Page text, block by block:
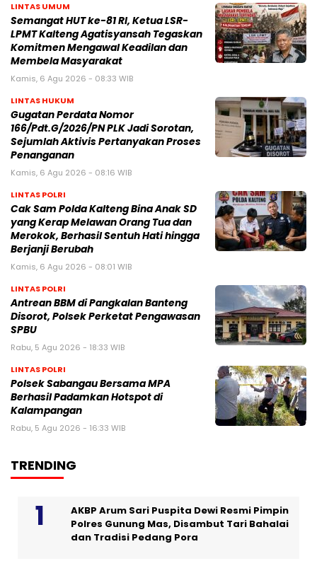
LINTAS UMUM
Semangat HUT ke-81 RI, Ketua LSR-
LPMT Kalteng Agatisyansah Tegaskan
Komitmen Mengawal Keadilan dan
Membela Masyarakat
Kamis, 6 Agu 2026 - 08:33 WIB
LINTAS HUKUM
Gugatan Perdata Nomor
166/Pdt.G/2026/PN PLK Jadi Sorotan,
Sejumlah Aktivis Pertanyakan Proses
Penanganan
Kamis, 6 Agu 2026 - 08:16 WIB
LINTAS POLRI
Cak Sam Polda Kalteng Bina Anak SD
yang Kerap Melawan Orang Tua dan
Merokok, Berhasil Sentuh Hati hingga
Berjanji Berubah
Kamis, 6 Agu 2026 - 08:01 WIB
LINTAS POLRI
Antrean BBM di Pangkalan Banteng
Disorot, Polsek Perketat Pengawasan
SPBU
Rabu, 5 Agu 2026 - 18:33 WIB
LINTAS POLRI
Polsek Sabangau Bersama MPA
Berhasil Padamkan Hotspot di
Kalampangan
Rabu, 5 Agu 2026 - 16:33 WIB
TRENDING
AKBP Arum Sari Puspita Dewi Resmi Pimpin
Polres Gunung Mas, Disambut Tari Bahalai
dan Tradisi Pedang Pora